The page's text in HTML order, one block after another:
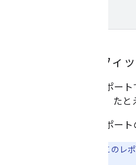
トラフィ
このレポー
れます。た
このレポート
このレ